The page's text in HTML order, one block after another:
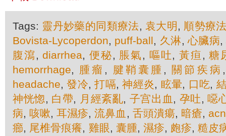
Tags: 靈丹妙藥的同類療法, 袁大明 , 順勢療
Bovista-Lycoperdon, puff-ball, 久淋,心臟病,
腹瀉 ,diarrhea,便秘, 脹氣 , 嘔吐,黃疸 ,糖
hemorrhage, 腫瘤 , 腱鞘囊腫 , 關節疾病
headache,發冷,打嗝,神經炎, 眩暈, 口吃,
神恍惚, 白帶, 月經紊亂, 子宫出血 , 孕吐, 噁
病, 咳嗽,耳濕疹,流鼻血 , 舌頭潰瘍, 暗瘡,
癤, 尾椎骨痕癢, 雞眼, 囊腫, 濕疹, 皰疹,糙皮